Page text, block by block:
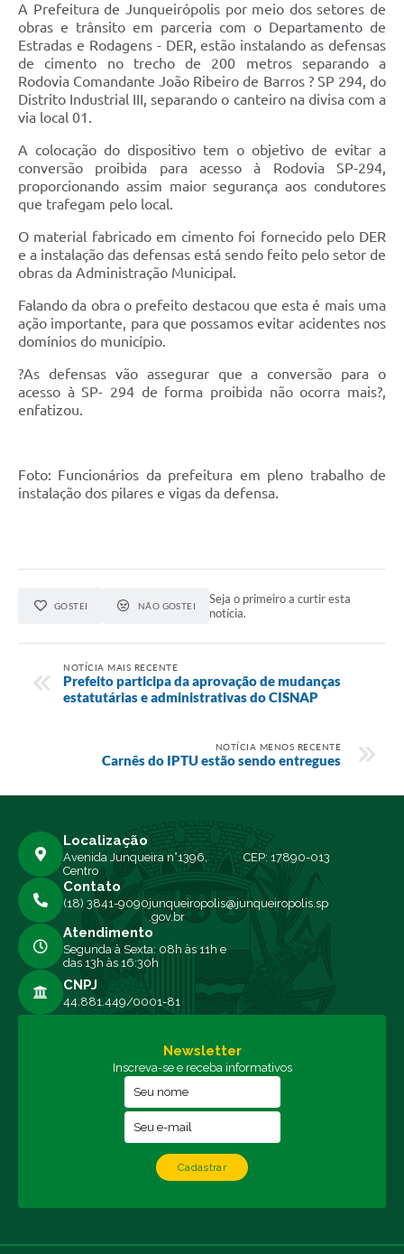
A Prefeitura de Junqueirópolis por meio dos setores de
obras e trânsito em parceria com o Departamento de
Estradas e Rodagens - DER, estão instalando as defensas
de cimento no trecho de 200 metros separando a
Rodovia Comandante João Ribeiro de Barros ? SP 294, do
Distrito Industrial III, separando o canteiro na divisa com a
via local 01.
A colocação do dispositivo tem o objetivo de evitar a
conversão proibida para acesso à Rodovia SP-294,
proporcionando assim maior segurança aos condutores
que trafegam pelo local.
O material fabricado em cimento foi fornecido pelo DER
e a instalação das defensas está sendo feito pelo setor de
obras da Administração Municipal.
Falando da obra o prefeito destacou que esta é mais uma
ação importante, para que possamos evitar acidentes nos
domínios do município.
?As defensas vão assegurar que a conversão para o
acesso à SP- 294 de forma proibida não ocorra mais?,
enfatizou.
Foto: Funcionários da prefeitura em pleno trabalho de
instalação dos pilares e vigas da defensa.
GOSTEI NÃO GOSTEI
Seja o primeiro a curtir esta
notícia.
NOTÍCIA MAIS RECENTE
Prefeito participa da aprovação de mudanças
estatutárias e administrativas do CISNAP
NOTÍCIA MENOS RECENTE
Carnês do IPTU estão sendo entregues
Localização
Avenida Junqueira n°1396,
Centro
CEP: 17890-013
Contato
(18) 3841-9090junqueiropolis@junqueiropolis.sp
.gov.br
Atendimento
Segunda à Sexta: 08h às 11h e
das 13h às 16:30h
CNPJ
44.881.449/0001-81
Newsletter
Inscreva-se e receba informativos
Cadastrar